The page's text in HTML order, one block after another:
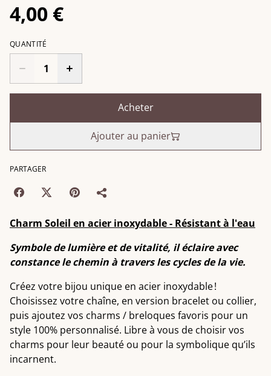
4,00 €
QUANTITÉ
Acheter
Ajouter au panier
PARTAGER
Charm Soleil en acier inoxydable - Résistant à l'eau
Symbole de lumière et de vitalité, il éclaire avec
constance le chemin à travers les cycles de la vie.
Créez votre bijou unique en acier inoxydable !
Choisissez votre chaîne, en version bracelet ou collier,
puis ajoutez vos charms / breloques favoris pour un
style 100% personnalisé. Libre à vous de choisir vos
charms pour leur beauté ou pour la symbolique qu’ils
incarnent.